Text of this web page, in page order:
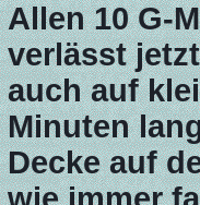
Allen 10 G-
verlässt
auch auf
Minuten
Decke auf